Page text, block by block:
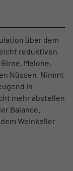
über dem
reduktiven
Melone,
Nüssen. Nimmt
in
mehr abstellen
Balance.
Weinkeller